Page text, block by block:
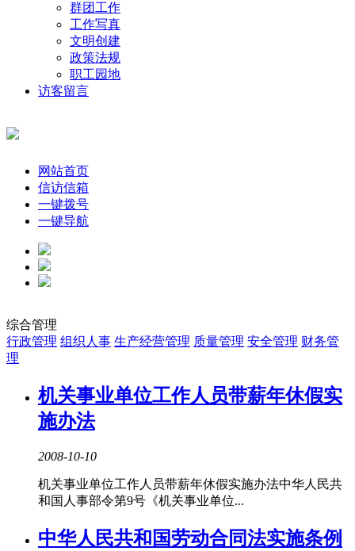
群团工作
工作写真
文明创建
政策法规
职工园地
访客留言
网站首页
信访信箱
一键拨号
一键导航
综合管理
行政管理 组织人事 生产经营管理 质量管理 安全管理 财务管
理
机关事业单位工作人员带薪年休假实
施办法
2008-10-10
机关事业单位工作人员带薪年休假实施办法中华人民共
和国人事部令第9号《机关事业单位...
中华人民共和国劳动合同法实施条例